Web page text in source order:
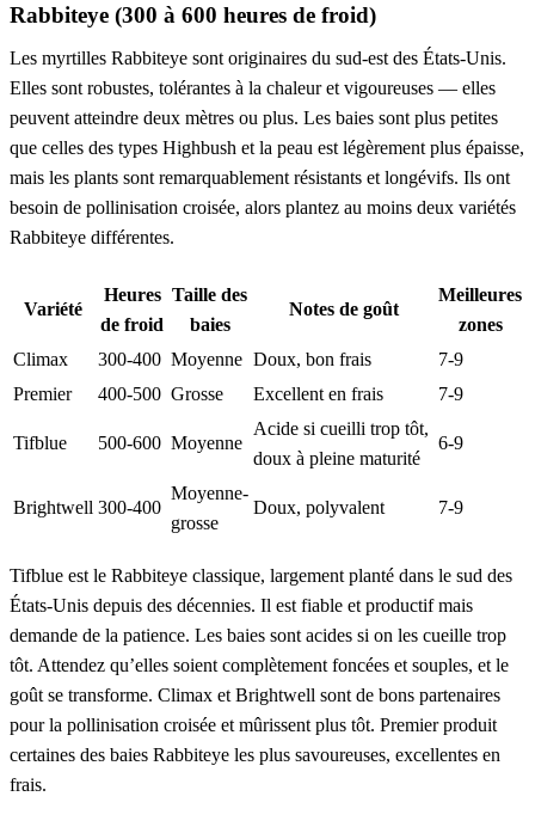
Rabbiteye (300 à 600 heures de froid)
Les myrtilles Rabbiteye sont originaires du sud-est des États-Unis.
Elles sont robustes, tolérantes à la chaleur et vigoureuses — elles
peuvent atteindre deux mètres ou plus. Les baies sont plus petites
que celles des types Highbush et la peau est légèrement plus épaisse,
mais les plants sont remarquablement résistants et longévifs. Ils ont
besoin de pollinisation croisée, alors plantez au moins deux variétés
Rabbiteye différentes.
Variété
Heures
de froid
Taille des
baies
Notes de goût
Meilleures
zones
Climax
300-400 Moyenne Doux, bon frais
7-9
Premier
400-500 Grosse Excellent en frais 7-9
Tifblue 500-600 Moyenne
Acide si cueilli trop tôt,
doux à pleine maturité
6-9
Brightwell 300-400
Moyenne-
grosse
Doux, polyvalent 7-9
Tifblue est le Rabbiteye classique, largement planté dans le sud des
États-Unis depuis des décennies. Il est fiable et productif mais
demande de la patience. Les baies sont acides si on les cueille trop
tôt. Attendez qu’elles soient complètement foncées et souples, et le
goût se transforme. Climax et Brightwell sont de bons partenaires
pour la pollinisation croisée et mûrissent plus tôt. Premier produit
certaines des baies Rabbiteye les plus savoureuses, excellentes en
frais.